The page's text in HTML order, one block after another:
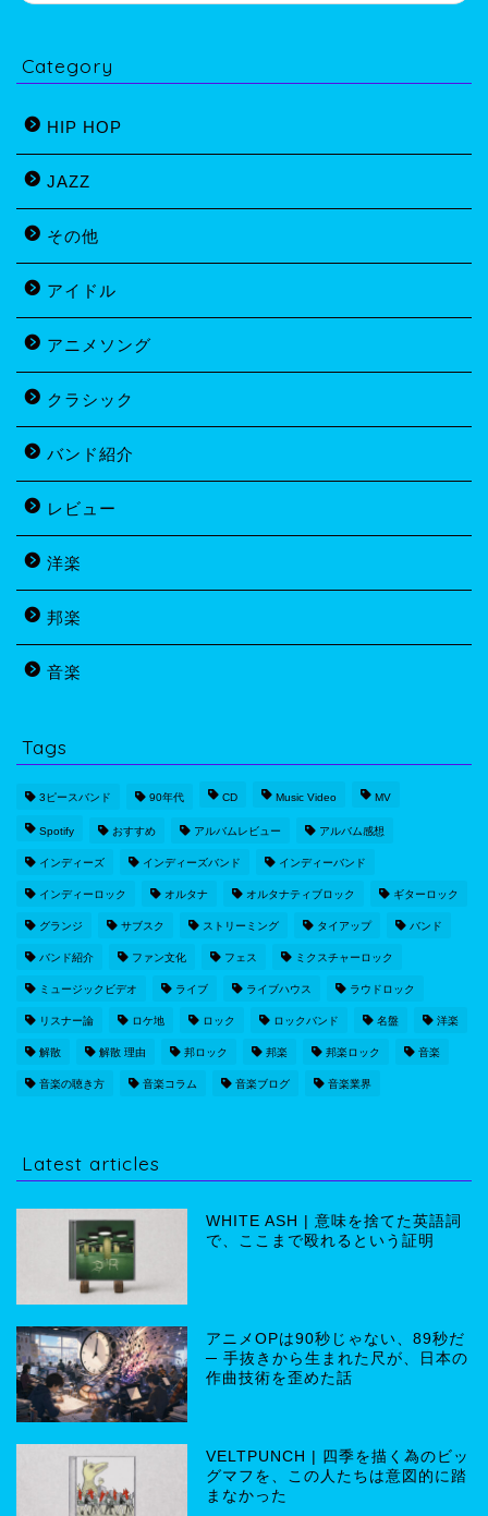
Category
HIP HOP
JAZZ
その他
アイドル
アニメソング
クラシック
バンド紹介
レビュー
洋楽
邦楽
音楽
Tags
3ピースバンド 90年代 CD Music Video MV
Spotify おすすめ アルバムレビュー アルバム感想
インディーズ インディーズバンド インディーバンド
インディーロック オルタナ オルタナティブロック ギターロック
グランジ サブスク ストリーミング タイアップ バンド
バンド紹介 ファン文化 フェス ミクスチャーロック
ミュージックビデオ ライブ ライブハウス ラウドロック
リスナー論 ロケ地 ロック ロックバンド 名盤 洋楽
解散 解散 理由 邦ロック 邦楽 邦楽ロック 音楽
音楽の聴き方 音楽コラム 音楽ブログ 音楽業界
Latest articles
WHITE ASH | 意味を捨てた英語詞
で、ここまで殴れるという証明
アニメOPは90秒じゃない、89秒だ
─ 手抜きから生まれた尺が、日本の
作曲技術を歪めた話
VELTPUNCH | 四季を描く為のビッ
グマフを、この人たちは意図的に踏
まなかった